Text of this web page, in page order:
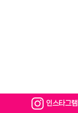
인스타그램